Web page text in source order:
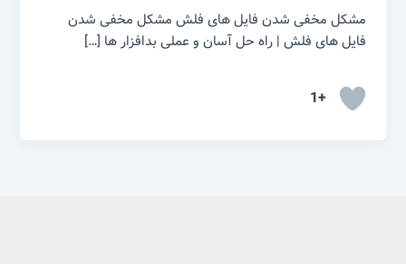
مشکل مخفی شدن فایل های فلش مشکل مخفی شدن
فایل های فلش | راه حل آسان و عملی بدافزار ها […]
+1